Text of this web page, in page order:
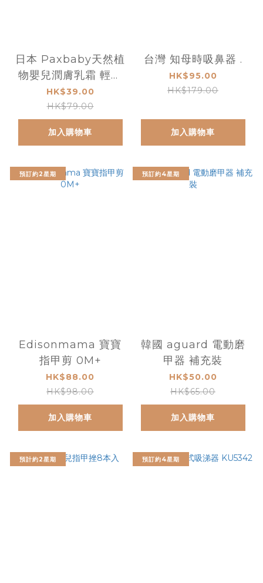
日本 Paxbaby天然植
物嬰兒潤膚乳霜 輕便
装 50g
HK$39.00
HK$79.00
加入購物車
台灣 知母時吸鼻器 .
HK$95.00
HK$179.00
加入購物車
預訂約2星期
Edisonmama 寶寶
指甲剪 0M+
HK$88.00
HK$98.00
加入購物車
預訂約4星期
韓國 aguard 電動磨
甲器 補充裝
HK$50.00
HK$65.00
加入購物車
預計約2星期 預訂約4星期